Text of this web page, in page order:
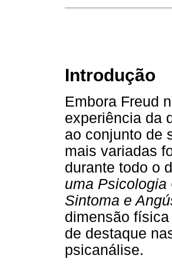
Introdução
Embora Freud
experiência da
ao conjunto de
mais variadas
durante todo o
uma Psicologia
Sintoma e
dimensão
de destaque
psicanálise.